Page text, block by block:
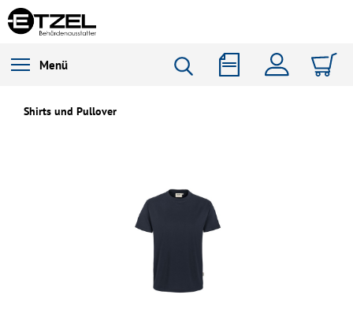
Menü
Shirts und Pullover